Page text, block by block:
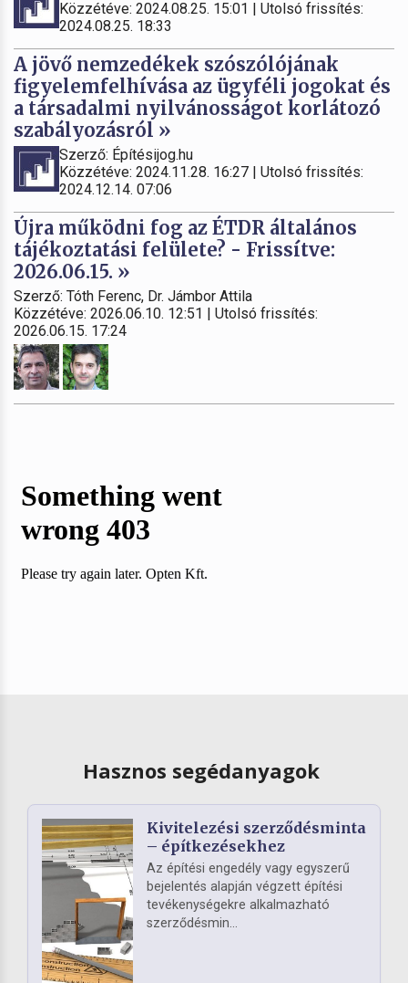
Közzétéve: 2024.08.25. 15:01 | Utolsó frissítés:
2024.08.25. 18:33
A jövő nemzedékek szószólójának
figyelemfelhívása az ügyféli jogokat és
a társadalmi nyilvánosságot korlátozó
szabályozásról »
Szerző: Építésijog.hu
Közzétéve: 2024.11.28. 16:27 | Utolsó frissítés:
2024.12.14. 07:06
Újra működni fog az ÉTDR általános
tájékoztatási felülete? - Frissítve:
2026.06.15. »
Szerző: Tóth Ferenc, Dr. Jámbor Attila
Közzétéve: 2026.06.10. 12:51 | Utolsó frissítés:
2026.06.15. 17:24
Hasznos segédanyagok
Kivitelezési szerződésminta
– építkezésekhez
Az építési engedély vagy egyszerű
bejelentés alapján végzett építési
tevékenységekre alkalmazható
szerződésmin...